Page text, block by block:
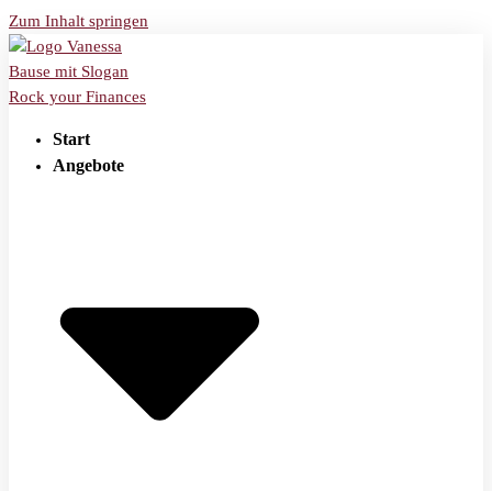
Zum Inhalt springen
Start
Angebote